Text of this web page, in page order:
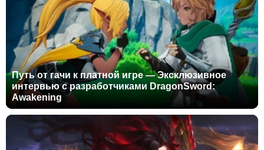
Путь от гачи к платной игре — Эксклюзивное
интервью с разработчиками DragonSword:
Awakening